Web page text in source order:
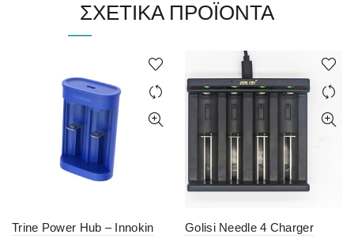
ΣΧΕΤΙΚΆ ΠΡΟΪΌΝΤΑ
Trine Power Hub – Innokin Golisi Needle 4 Charger